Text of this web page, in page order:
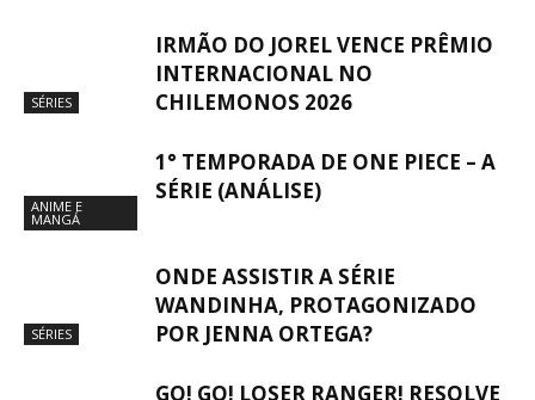
SÉRIES
IRMÃO DO JOREL VENCE PRÊMIO
INTERNACIONAL NO
CHILEMONOS 2026
ANIME E
MANGÁ
1° TEMPORADA DE ONE PIECE – A
SÉRIE (ANÁLISE)
SÉRIES
ONDE ASSISTIR A SÉRIE
WANDINHA, PROTAGONIZADO
POR JENNA ORTEGA?
GO! GO! LOSER RANGER! RESOLVE